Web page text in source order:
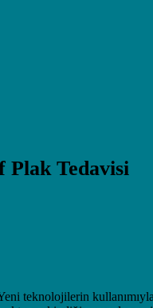
Plak Tedavisi
teknolojilerin